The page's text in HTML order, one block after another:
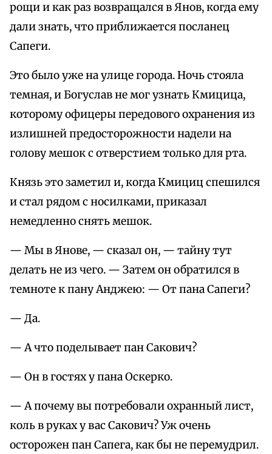
рощи и как раз возвращался в Янов, когда ему
дали знать, что приближается посланец
Сапеги.
Это было уже на улице города. Ночь стояла
темная, и Богуслав не мог узнать Кмицица,
которому офицеры передового охранения из
излишней предосторожности надели на
голову мешок с отверстием только для рта.
Князь это заметил и, когда Кмициц спешился
и стал рядом с носилками, приказал
немедленно снять мешок.
— Мы в Янове, — сказал он, — тайну тут
делать не из чего. — Затем он обратился в
темноте к пану Анджею: — От пана Сапеги?
— Да.
— А что поделывает пан Сакович?
— Он в гостях у пана Оскерко.
— А почему вы потребовали охранный лист,
коль в руках у вас Сакович? Уж очень
осторожен пан Сапега, как бы не перемудрил.